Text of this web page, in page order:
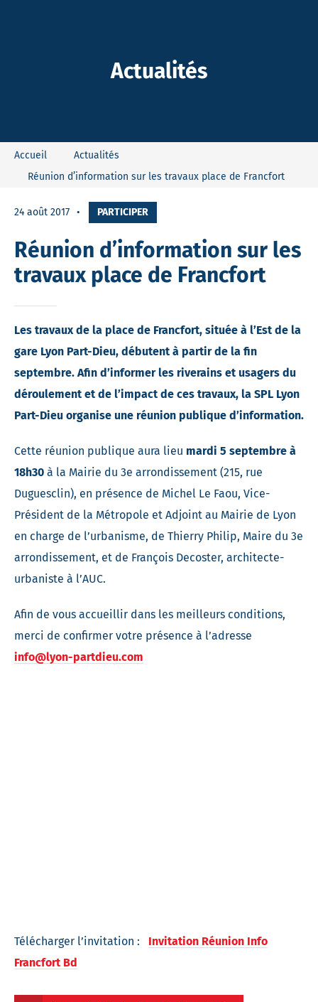
Actualités
Accueil
Actualités
Réunion d’information sur les travaux place de Francfort
24 août 2017 PARTICIPER
Réunion d’information sur les
travaux place de Francfort
Les travaux de la place de Francfort, située à l’Est de la
gare Lyon Part-Dieu, débutent à partir de la fin
septembre. Afin d’informer les riverains et usagers du
déroulement et de l’impact de ces travaux, la SPL Lyon
Part-Dieu organise une réunion publique d’information.
Cette réunion publique aura lieu mardi 5 septembre à
18h30 à la Mairie du 3e arrondissement (215, rue
Duguesclin), en présence de Michel Le Faou, Vice-
Président de la Métropole et Adjoint au Mairie de Lyon
en charge de l’urbanisme, de Thierry Philip, Maire du 3e
arrondissement, et de François Decoster, architecte-
urbaniste à l’AUC.
Afin de vous accueillir dans les meilleurs conditions,
merci de confirmer votre présence à l’adresse
info@lyon-partdieu.com
Télécharger l’invitation : Invitation Réunion Info
Francfort Bd